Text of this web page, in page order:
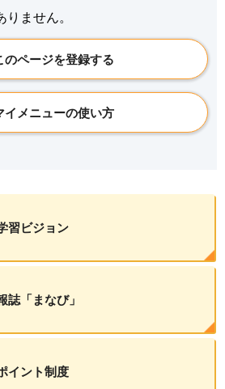
ません。
のページを登録する
イメニューの使い方
習ビジョン
誌「まなび」
イント制度